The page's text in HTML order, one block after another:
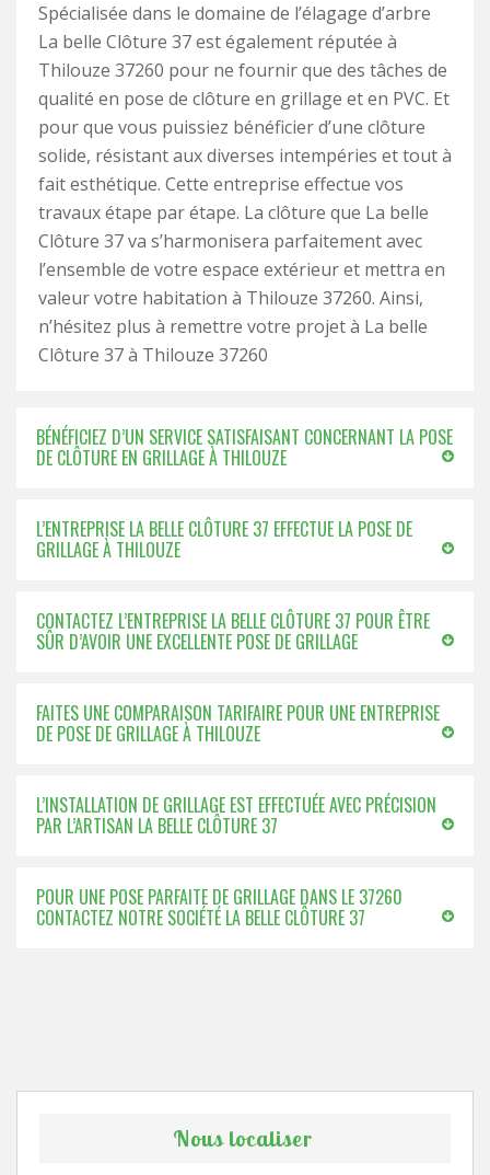
Spécialisée dans le domaine de l’élagage d’arbre
La belle Clôture 37 est également réputée à
Thilouze 37260 pour ne fournir que des tâches de
qualité en pose de clôture en grillage et en PVC. Et
pour que vous puissiez bénéficier d’une clôture
solide, résistant aux diverses intempéries et tout à
fait esthétique. Cette entreprise effectue vos
travaux étape par étape. La clôture que La belle
Clôture 37 va s’harmonisera parfaitement avec
l’ensemble de votre espace extérieur et mettra en
valeur votre habitation à Thilouze 37260. Ainsi,
n’hésitez plus à remettre votre projet à La belle
Clôture 37 à Thilouze 37260
BÉNÉFICIEZ D’UN SERVICE SATISFAISANT CONCERNANT LA POSE
DE CLÔTURE EN GRILLAGE À THILOUZE
L’ENTREPRISE LA BELLE CLÔTURE 37 EFFECTUE LA POSE DE
GRILLAGE À THILOUZE
CONTACTEZ L’ENTREPRISE LA BELLE CLÔTURE 37 POUR ÊTRE
SÛR D’AVOIR UNE EXCELLENTE POSE DE GRILLAGE
FAITES UNE COMPARAISON TARIFAIRE POUR UNE ENTREPRISE
DE POSE DE GRILLAGE À THILOUZE
L’INSTALLATION DE GRILLAGE EST EFFECTUÉE AVEC PRÉCISION
PAR L’ARTISAN LA BELLE CLÔTURE 37
POUR UNE POSE PARFAITE DE GRILLAGE DANS LE 37260
CONTACTEZ NOTRE SOCIÉTÉ LA BELLE CLÔTURE 37
Nous localiser